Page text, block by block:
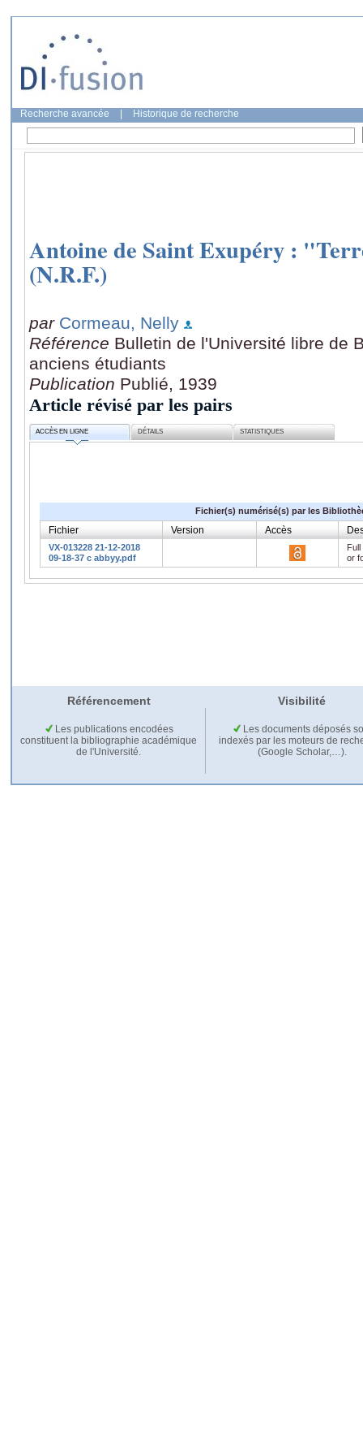
Recherche avancée Historique de recherche
Antoine de Saint Exupéry :
(N.R.F.)
par Cormeau, Nelly
Référence Bulletin de l'Université libre de
anciens étudiants
Publication Publié, 1939
Article révisé par les pairs
ACCÈS EN LIGNE DÉTAILS STATISTIQUES
Fichier(s) numérisé(s) par les
Fichier Version Accès
VX-013228 21-12-2018
09-18-37 c abbyy.pdf
or
Référencement Visibilité
Les publications encodées
constituent la bibliographie académique
de l'Université.
Les documents déposés
indexés par les moteurs de
(Google Scholar,…).